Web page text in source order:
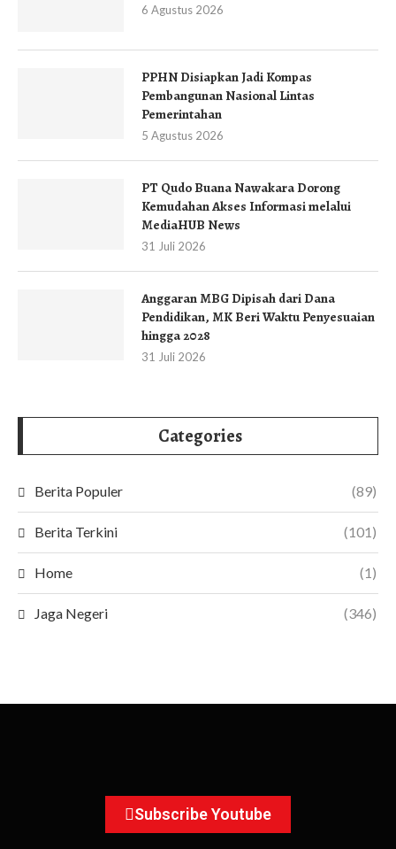
6 Agustus 2026
PPHN Disiapkan Jadi Kompas
Pembangunan Nasional Lintas
Pemerintahan
5 Agustus 2026
PT Qudo Buana Nawakara Dorong
Kemudahan Akses Informasi melalui
MediaHUB News
31 Juli 2026
Anggaran MBG Dipisah dari Dana
Pendidikan, MK Beri Waktu Penyesuaian
hingga 2028
31 Juli 2026
Categories
Berita Populer (89)
Berita Terkini (101)
Home (1)
Jaga Negeri (346)
Subscribe Youtube